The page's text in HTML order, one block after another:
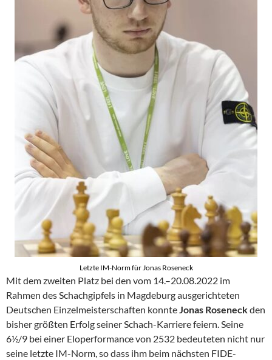
Letzte IM-Norm für Jonas Roseneck
Mit dem zweiten Platz bei den vom 14.–20.08.2022 im
Rahmen des Schachgipfels in Magdeburg ausgerichteten
Deutschen Einzelmeisterschaften konnteJonas Roseneckden
bisher größten Erfolg seiner Schach-Karriere feiern. Seine
6½/9 bei einer Eloperformance von 2532 bedeuteten nicht nur
seine letzte IM-Norm, so dass ihm beim nächsten FIDE-